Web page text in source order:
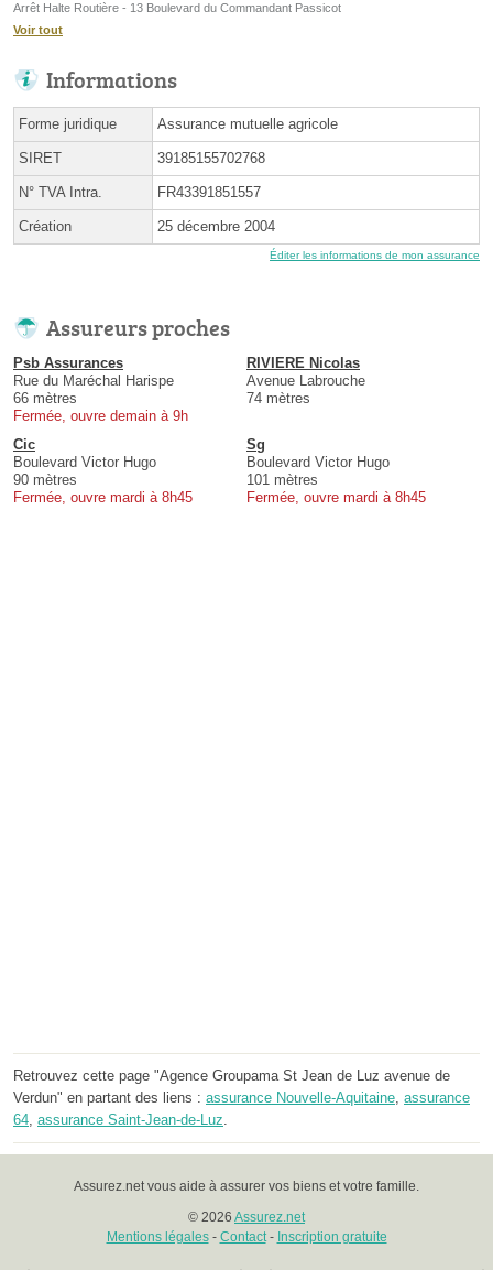
Arrêt Halte Routière - 13 Boulevard du Commandant Passicot
Voir tout
Informations
Forme juridique Assurance mutuelle agricole
SIRET 39185155702768
N° TVA Intra. FR43391851557
Création 25 décembre 2004
Éditer les informations de mon assurance
Assureurs proches
Psb Assurances
Rue du Maréchal Harispe
66 mètres
Fermée, ouvre demain à 9h
RIVIERE Nicolas
Avenue Labrouche
74 mètres
Cic
Boulevard Victor Hugo
90 mètres
Fermée, ouvre mardi à 8h45
Sg
Boulevard Victor Hugo
101 mètres
Fermée, ouvre mardi à 8h45
Retrouvez cette page "Agence Groupama St Jean de Luz avenue de
Verdun" en partant des liens : assurance Nouvelle-Aquitaine, assurance
64, assurance Saint-Jean-de-Luz.
Assurez.net vous aide à assurer vos biens et votre famille.
© 2026 Assurez.net
Mentions légales- Contact- Inscription gratuite